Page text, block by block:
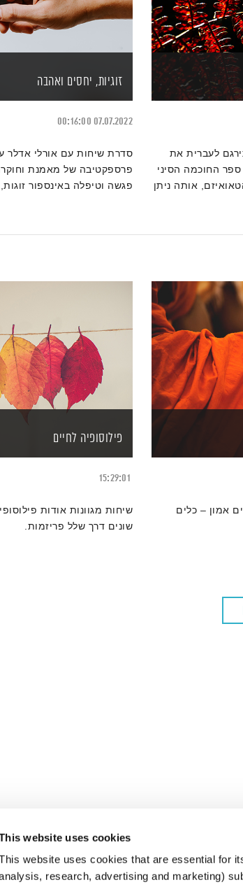
website uses cookies
website uses cookies that are essential for
research, advertising and marketing)
לעברית את
החוכמה הסיני
אותה ניתן
זוגיות, יחסים ואהבה
07.07.2022
00:16:00
סדרת שיחות עם אורלי אדלר
פרספקטיבה של מאמנת
פגשה וטיפלה באינספור
אמון – כלים
פילוסופיה לחיים
15:29:01
שיחות מגוונות אודות
שונים דרך שלל פריזמות.